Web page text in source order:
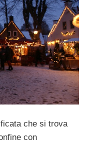
che si trova
con